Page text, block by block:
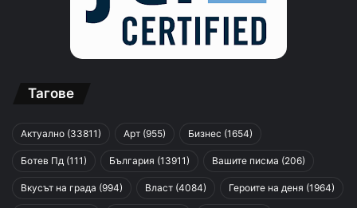
Тагове
Актуално (33811) Арт (955) Бизнес (1654)
Ботев Пд (111) България (13911) Вашите писма (206)
Вкусът на града (994) Власт (4084) Героите на деня (1964)